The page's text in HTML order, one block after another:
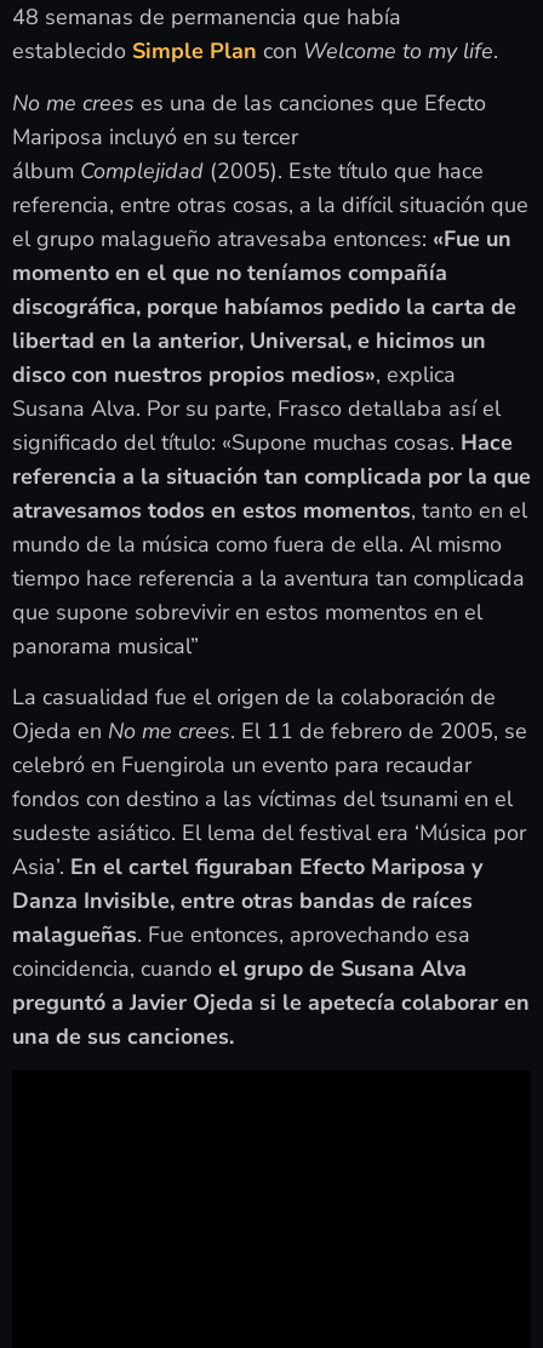
48 semanas de permanencia que había
establecido Simple Plan con Welcome to my life.
No me crees es una de las canciones que Efecto
Mariposa incluyó en su tercer
álbum Complejidad (2005). Este título que hace
referencia, entre otras cosas, a la difícil situación que
el grupo malagueño atravesaba entonces: «Fue un
momento en el que no teníamos compañía
discográfica, porque habíamos pedido la carta de
libertad en la anterior, Universal, e hicimos un
disco con nuestros propios medios», explica
Susana Alva. Por su parte, Frasco detallaba así el
significado del título: «Supone muchas cosas. Hace
referencia a la situación tan complicada por la que
atravesamos todos en estos momentos, tanto en el
mundo de la música como fuera de ella. Al mismo
tiempo hace referencia a la aventura tan complicada
que supone sobrevivir en estos momentos en el
panorama musical”
La casualidad fue el origen de la colaboración de
Ojeda en No me crees. El 11 de febrero de 2005, se
celebró en Fuengirola un evento para recaudar
fondos con destino a las víctimas del tsunami en el
sudeste asiático. El lema del festival era ‘Música por
Asia’. En el cartel figuraban Efecto Mariposa y
Danza Invisible, entre otras bandas de raíces
malagueñas. Fue entonces, aprovechando esa
coincidencia, cuando el grupo de Susana Alva
preguntó a Javier Ojeda si le apetecía colaborar en
una de sus canciones.